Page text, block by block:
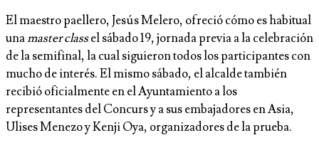
El maestro paellero, Jesús Melero, ofreció cómo es habitual
unamaster classel sábado 19, jornada previa a la celebración
de la semifinal, la cual siguieron todos los participantes con
mucho de interés. El mismo sábado, el alcalde también
recibió oficialmente en el Ayuntamiento a los
representantes del Concurs y a sus embajadores en Asia,
Ulises Menezo y Kenji Oya, organizadores de la prueba.